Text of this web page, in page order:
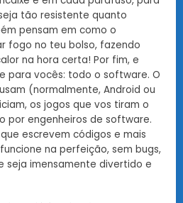
tão resistente quanto
pensam em como o
fogo no teu bolso, fazendo
na hora certa! Por fim, e
para vocês: todo o software. O
(normalmente, Android ou
os jogos que vos tiram o
por engenheiros de software.
escrevem códigos e mais
na perfeição, sem bugs,
seja imensamente divertido e